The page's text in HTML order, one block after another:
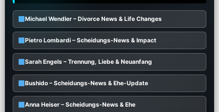
Michael Wendler – Divorce News & Life Changes
Pietro Lombardi – Scheidungs-News & Impact
Sarah Engels – Trennung, Liebe & Neuanfang
Bushido – Scheidungs-News & Ehe-Update
Anna Heiser – Scheidungs-News & Ehe